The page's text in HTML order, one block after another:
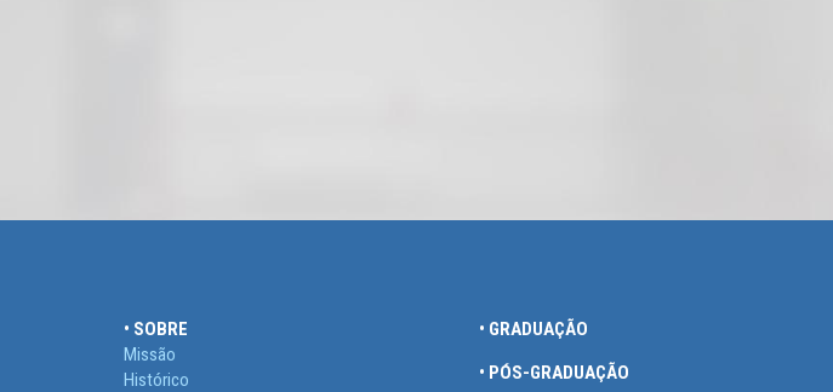
• SOBRE
Missão
Histórico
• GRADUAÇÃO
• PÓS-GRADUAÇÃO